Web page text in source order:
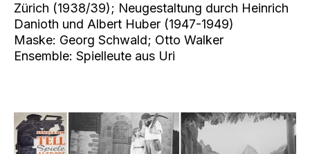
Zürich (1938/39); Neugestaltung durch Heinrich
Danioth und Albert Huber (1947-1949)
Maske: Georg Schwald; Otto Walker
Ensemble: Spielleute aus Uri